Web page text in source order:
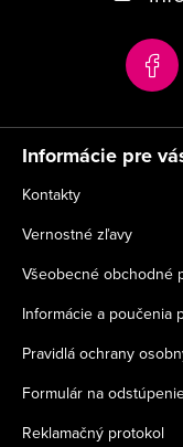
e
Informácie pre
Kontakty
Vernostné zľavy
Všeobecné obchodné
Informácie a poučenia
Pravidlá ochrany
Formulár na
Reklamačný protokol